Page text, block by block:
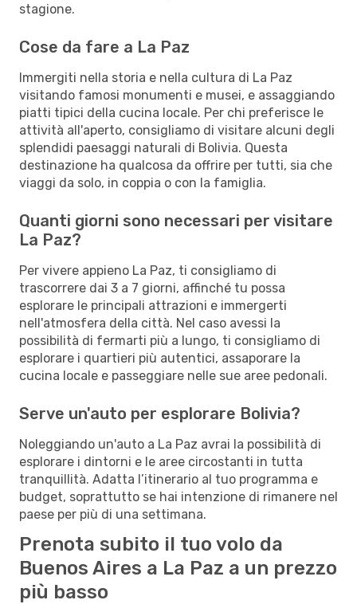
stagione.
Cose da fare a La Paz
Immergiti nella storia e nella cultura di La Paz
visitando famosi monumenti e musei, e assaggiando
piatti tipici della cucina locale. Per chi preferisce le
attività all'aperto, consigliamo di visitare alcuni degli
splendidi paesaggi naturali di Bolivia. Questa
destinazione ha qualcosa da offrire per tutti, sia che
viaggi da solo, in coppia o con la famiglia.
Quanti giorni sono necessari per visitare
La Paz?
Per vivere appieno La Paz, ti consigliamo di
trascorrere dai 3 a 7 giorni, affinché tu possa
esplorare le principali attrazioni e immergerti
nell'atmosfera della città. Nel caso avessi la
possibilità di fermarti più a lungo, ti consigliamo di
esplorare i quartieri più autentici, assaporare la
cucina locale e passeggiare nelle sue aree pedonali.
Serve un'auto per esplorare Bolivia?
Noleggiando un'auto a La Paz avrai la possibilità di
esplorare i dintorni e le aree circostanti in tutta
tranquillità. Adatta l’itinerario al tuo programma e
budget, soprattutto se hai intenzione di rimanere nel
paese per più di una settimana.
Prenota subito il tuo volo da
Buenos Aires a La Paz a un prezzo
più basso